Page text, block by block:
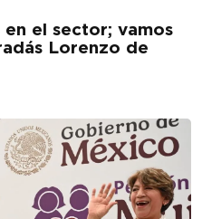
en el sector; vamos
Lorenzo de